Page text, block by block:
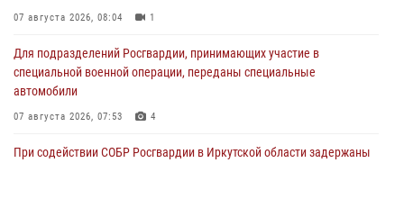
07 августа 2026, 08:04 1
Для подразделений Росгвардии, принимающих участие в
специальной военной операции, переданы специальные
автомобили
07 августа 2026, 07:53 4
При содействии СОБР Росгвардии в Иркутской области задержаны